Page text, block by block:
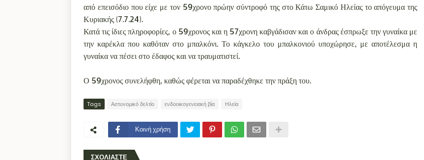
από επεισόδιο που είχε με τον 59χρονο πρώην σύντροφό της στο Κάτω Σαμικό Ηλείας το απόγευμα της
Κυριακής (7.7.24).
Κατά τις ίδιες πληροφορίες, ο 59χρονος και η 57χρονη καβγάδισαν και ο άνδρας έσπρωξε την γυναίκα με
την καρέκλα που καθόταν στο μπαλκόνι. Το κάγκελο του μπαλκονιού υποχώρησε, με αποτέλεσμα η
γυναίκα να πέσει στο έδαφος και να τραυματιστεί.
Ο 59χρονος συνελήφθη, καθώς φέρεται να παραδέχθηκε την πράξη του.
Tags Αστυνομικό δελτίο ενδοοικογενειακή βία Ηλεία
Κοινή χρήση
ΣΧΟΛΙΑΣΤΕ